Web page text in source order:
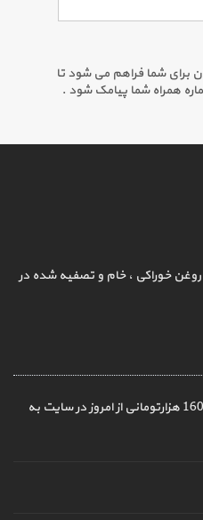
برای شما فراهم می شود تا
همراه شما پیامک شود .
خوراکی ، خام و تصفیه شده در
تمام قیمتهای روغن بر اساس ارز آزاد 160 هزارتومانی از امروز در سایت به